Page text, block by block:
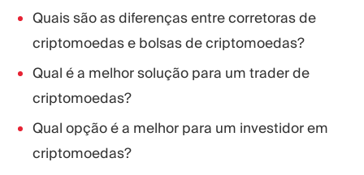
Quais são as diferenças entre corretoras de
criptomoedas e bolsas de criptomoedas?
Qual é a melhor solução para um trader de
criptomoedas?
Qual opção é a melhor para um investidor em
criptomoedas?